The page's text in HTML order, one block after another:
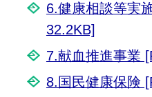
6.健康相談等実
32.2KB]
7.献血推進事業
8.国民健康保険